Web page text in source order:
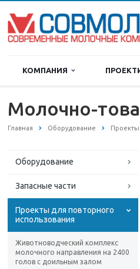
КОМПАНИЯ
Молочно-
Главная Оборудование Проекты
Оборудование
Запасные части
Проекты для повторного
использования
Животноводческий комплекс
молочного направления на 2400
голов с доильным залом